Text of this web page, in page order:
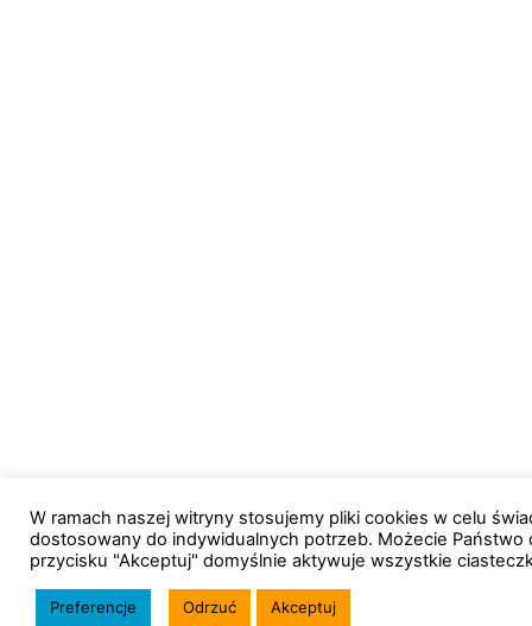
W ramach naszej witryny stosujemy pliki cookies w celu
dostosowany do indywidualnych potrzeb. Możecie
przycisku "Akceptuj" domyślnie aktywuje wszystkie
Preferencje Odrzuć Akceptuj